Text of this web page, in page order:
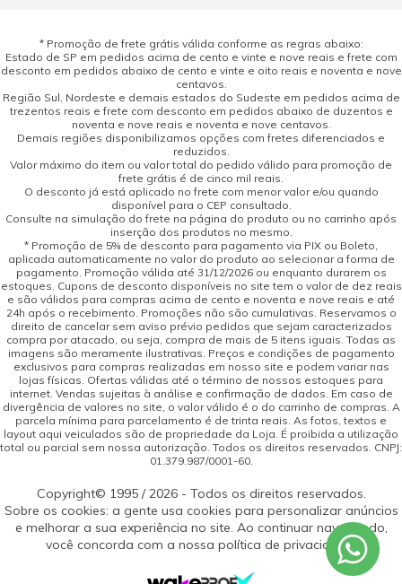
* Promoção de frete grátis válida conforme as regras abaixo:
Estado de SP em pedidos acima de cento e vinte e nove reais e frete com
desconto em pedidos abaixo de cento e vinte e oito reais e noventa e nove
centavos.
Região Sul, Nordeste e demais estados do Sudeste em pedidos acima de
trezentos reais e frete com desconto em pedidos abaixo de duzentos e
noventa e nove reais e noventa e nove centavos.
Demais regiões disponibilizamos opções com fretes diferenciados e
reduzidos.
Valor máximo do item ou valor total do pedido válido para promoção de
frete grátis é de cinco mil reais.
O desconto já está aplicado no frete com menor valor e/ou quando
disponível para o CEP consultado.
Consulte na simulação do frete na página do produto ou no carrinho após
inserção dos produtos no mesmo.
* Promoção de 5% de desconto para pagamento via PIX ou Boleto,
aplicada automaticamente no valor do produto ao selecionar a forma de
pagamento. Promoção válida até 31/12/2026 ou enquanto durarem os
estoques. Cupons de desconto disponíveis no site tem o valor de dez reais
e são válidos para compras acima de cento e noventa e nove reais e até
24h após o recebimento. Promoções não são cumulativas. Reservamos o
direito de cancelar sem aviso prévio pedidos que sejam caracterizados
compra por atacado, ou seja, compra de mais de 5 itens iguais. Todas as
imagens são meramente ilustrativas. Preços e condições de pagamento
exclusivos para compras realizadas em nosso site e podem variar nas
lojas físicas. Ofertas válidas até o término de nossos estoques para
internet. Vendas sujeitas à análise e confirmação de dados. Em caso de
divergência de valores no site, o valor válido é o do carrinho de compras. A
parcela mínima para parcelamento é de trinta reais. As fotos, textos e
layout aqui veiculados são de propriedade da Loja. É proibida a utilização
total ou parcial sem nossa autorização. Todos os direitos reservados. CNPJ:
01.379.987/0001-60.
Copyright© 1995 / 2026 - Todos os direitos reservados.
Sobre os cookies: a gente usa cookies para personalizar anúncios
e melhorar a sua experiência no site. Ao continuar navegando,
você concorda com a nossa política de privacidade.